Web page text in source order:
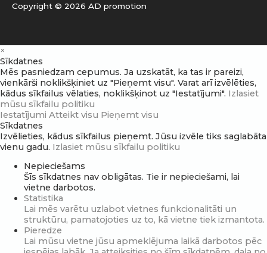
Copyright © 2026 AD promotion
×
Sīkdatnes
Mēs pasniedzam cepumus. Ja uzskatāt, ka tas ir pareizi,
vienkārši noklikšķiniet uz "Pieņemt visu". Varat arī izvēlēties,
kādus sīkfailus vēlaties, noklikšķinot uz "Iestatījumi". Izlasiet
mūsu sīkfailu politiku
Iestatījumi Atteikt visu Pieņemt visu
Sīkdatnes
Izvēlieties, kādus sīkfailus pieņemt. Jūsu izvēle tiks saglabāta
vienu gadu. Izlasiet mūsu sīkfailu politiku
Nepieciešams
Šīs sīkdatnes nav obligātas. Tie ir nepieciešami, lai
vietne darbotos.
Statistika
Lai mēs varētu uzlabot vietnes funkcionalitāti un
struktūru, pamatojoties uz to, kā vietne tiek izmantota.
Pieredze
Lai mūsu vietne jūsu apmeklējuma laikā darbotos pēc